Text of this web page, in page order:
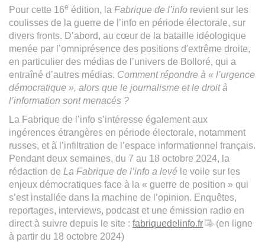
Pour cette 16e édition, la Fabrique de l’info revient sur les
coulisses de la guerre de l’info en période électorale, sur
divers fronts. D’abord, au cœur de la bataille idéologique
menée par l’omniprésence des positions d'extrême droite,
en particulier des médias de l’univers de Bolloré, qui a
entraîné d’autres médias. Comment répondre à « l’urgence
démocratique », alors que le journalisme et le droit à
l’information sont menacés ?
La Fabrique de l’info s’intéresse également aux
ingérences étrangères en période électorale, notamment
russes, et à l’infiltration de l’espace informationnel français.
Pendant deux semaines, du 7 au 18 octobre 2024, la
rédaction de La Fabrique de l’info a levé le voile sur les
enjeux démocratiques face à la « guerre de position » qui
s’est installée dans la machine de l’opinion. Enquêtes,
reportages, interviews, podcast et une émission radio en
direct à suivre depuis le site : fabriquedelinfo.fr
(en ligne
à partir du 18 octobre 2024)